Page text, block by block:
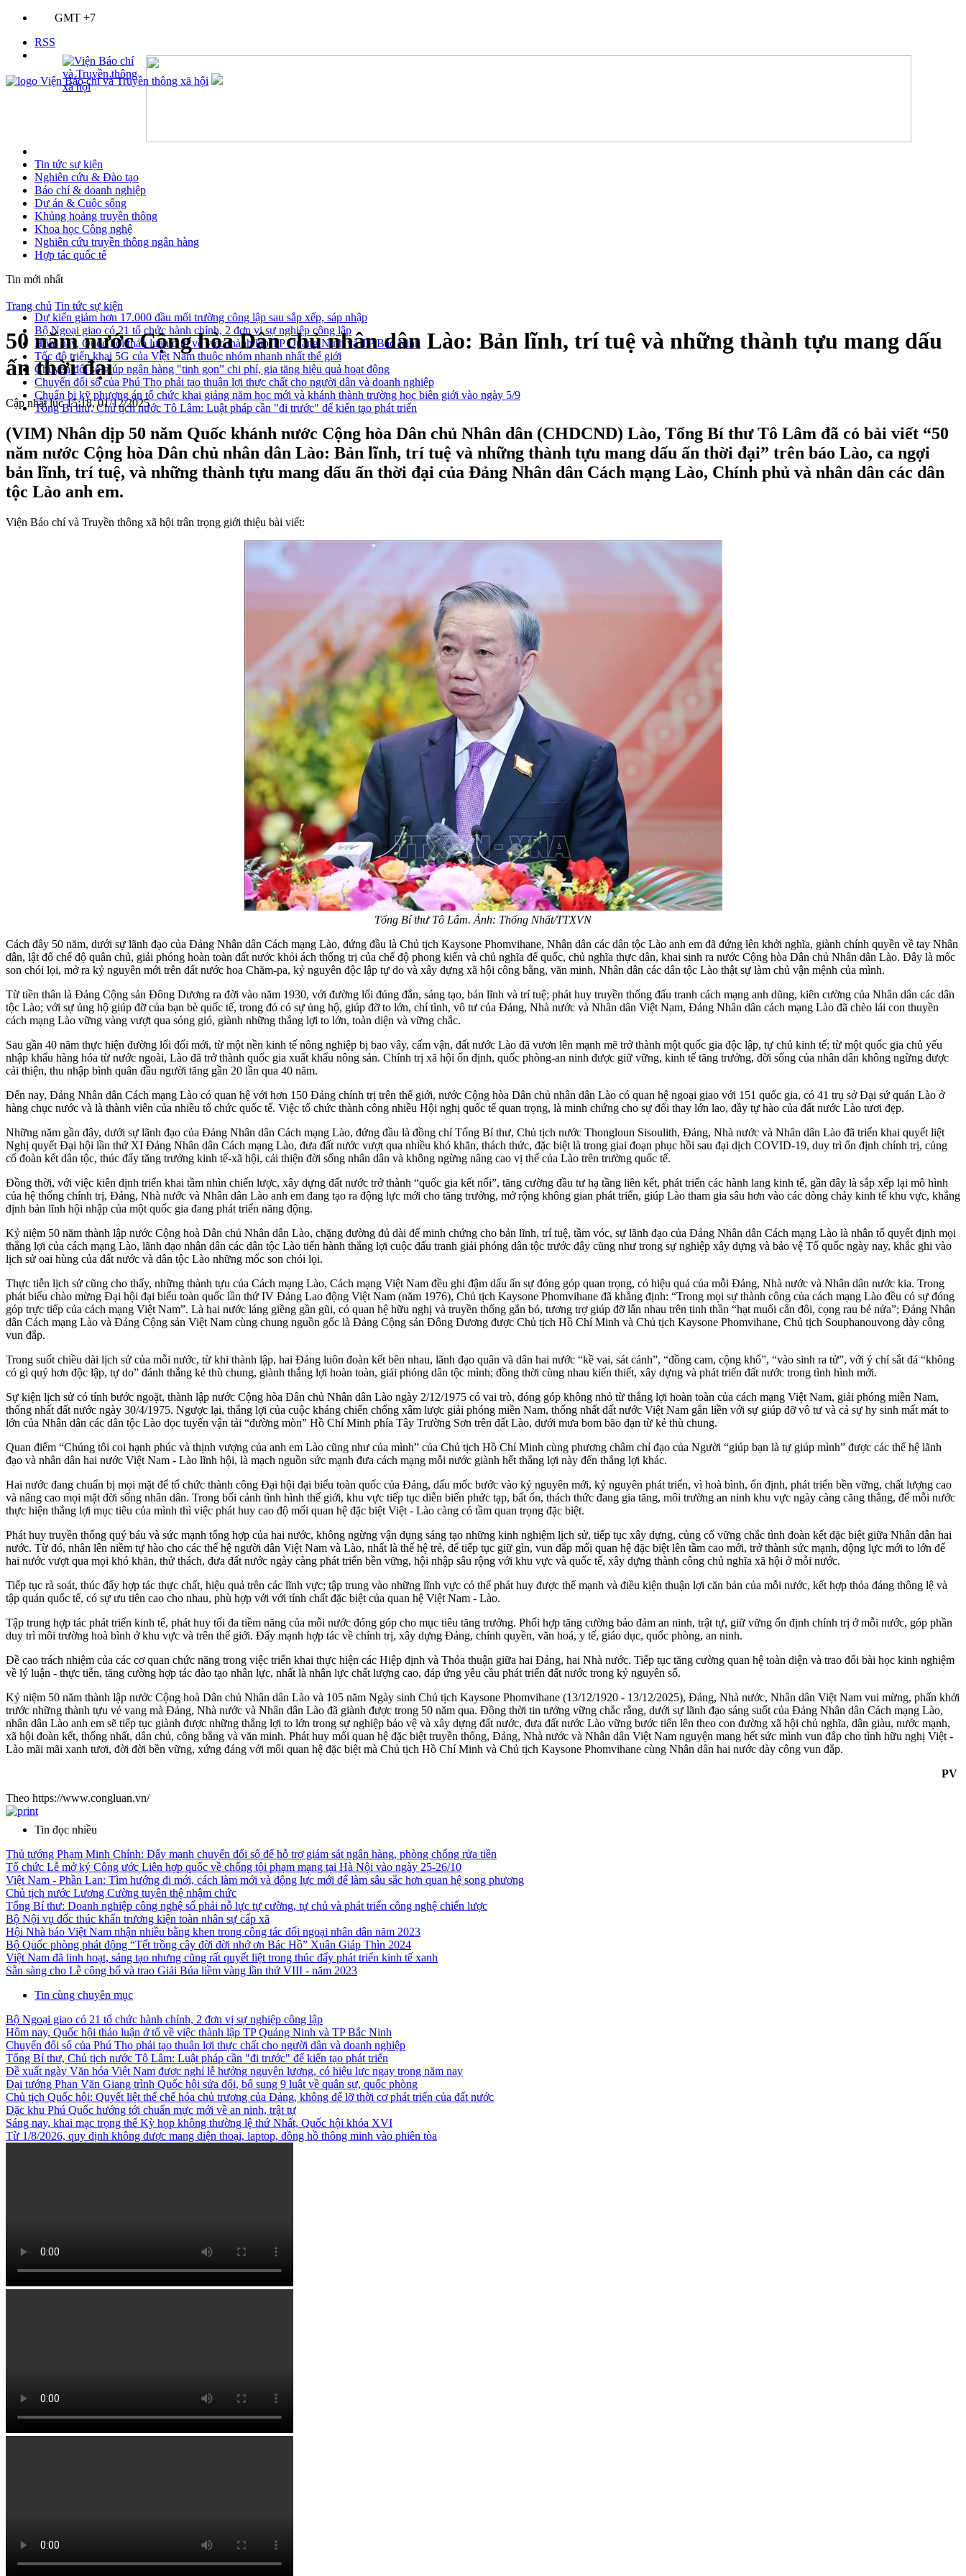
GMT +7
RSS
Tin tức sự kiện
Nghiên cứu & Đào tạo
Báo chí & doanh nghiệp
Dự án & Cuộc sống
Khủng hoảng truyền thông
Khoa học Công nghệ
Nghiên cứu truyền thông ngân hàng
Hợp tác quốc tế
Tin mới nhất
Dự kiến giảm hơn 17.000 đầu mối trường công lập sau sắp xếp, sáp nhập
Bộ Ngoại giao có 21 tổ chức hành chính, 2 đơn vị sự nghiệp công lập
Hôm nay, Quốc hội thảo luận ở tổ về việc thành lập TP Quảng Ninh và TP Bắc Ninh
Tốc độ triển khai 5G của Việt Nam thuộc nhóm nhanh nhất thế giới
Chuyển đổi số giúp ngân hàng "tinh gọn” chi phí, gia tăng hiệu quả hoạt động
Chuyển đổi số của Phú Thọ phải tạo thuận lợi thực chất cho người dân và doanh nghiệp
Chuẩn bị kỹ phương án tổ chức khai giảng năm học mới và khánh thành trường học biên giới vào ngày 5/9
Tổng Bí thư, Chủ tịch nước Tô Lâm: Luật pháp cần "đi trước" để kiến tạo phát triển
Trang chủ Tin tức sự kiện
50 năm nước Cộng hòa Dân chủ nhân dân Lào: Bản lĩnh, trí tuệ và những thành tựu mang dấu
ấn thời đại
Cập nhật lúc 15:18, 01/12/2025
(VIM) Nhân dịp 50 năm Quốc khánh nước Cộng hòa Dân chủ Nhân dân (CHDCND) Lào, Tổng Bí thư Tô Lâm đã có bài viết “50
năm nước Cộng hòa Dân chủ nhân dân Lào: Bản lĩnh, trí tuệ và những thành tựu mang dấu ấn thời đại” trên báo Lào, ca ngợi
bản lĩnh, trí tuệ, và những thành tựu mang dấu ấn thời đại của Đảng Nhân dân Cách mạng Lào, Chính phủ và nhân dân các dân
tộc Lào anh em.
Viện Báo chí và Truyền thông xã hội trân trọng giới thiệu bài viết:
Tổng Bí thư Tô Lâm. Ảnh: Thống Nhất/TTXVN
Cách đây 50 năm, dưới sự lãnh đạo của Đảng Nhân dân Cách mạng Lào, đứng đầu là Chủ tịch Kaysone Phomvihane, Nhân dân các dân tộc Lào anh em đã đứng lên khởi nghĩa, giành chính quyền về tay Nhân
dân, lật đổ chế độ quân chủ, giải phóng hoàn toàn đất nước khỏi ách thống trị của chế độ phong kiến và chủ nghĩa đế quốc, chủ nghĩa thực dân, khai sinh ra nước Cộng hòa Dân chủ Nhân dân Lào. Ðây là mốc
son chói lọi, mở ra kỷ nguyên mới trên đất nước hoa Chăm-pa, kỷ nguyên độc lập tự do và xây dựng xã hội công bằng, văn minh, Nhân dân các dân tộc Lào thật sự làm chủ vận mệnh của mình.
Từ tiền thân là Đảng Cộng sản Đông Dương ra đời vào năm 1930, với đường lối đúng đắn, sáng tạo, bản lĩnh và trí tuệ; phát huy truyền thống đấu tranh cách mạng anh dũng, kiên cường của Nhân dân các dân
tộc Lào; với sự ủng hộ giúp đỡ của bạn bè quốc tế, trong đó có sự ủng hộ, giúp đỡ to lớn, chí tình, vô tư của Đảng, Nhà nước và Nhân dân Việt Nam, Đảng Nhân dân cách mạng Lào đã chèo lái con thuyền
cách mạng Lào vững vàng vượt qua sóng gió, giành những thắng lợi to lớn, toàn diện và vững chắc.
Sau gần 40 năm thực hiện đường lối đổi mới, từ một nền kinh tế nông nghiệp bị bao vây, cấm vận, đất nước Lào đã vươn lên mạnh mẽ trở thành một quốc gia độc lập, tự chủ kinh tế; từ một quốc gia chủ yếu
nhập khẩu hàng hóa từ nước ngoài, Lào đã trở thành quốc gia xuất khẩu nông sản. Chính trị xã hội ổn định, quốc phòng-an ninh được giữ vững, kinh tế tăng trưởng, đời sống của nhân dân không ngừng được
cải thiện, thu nhập bình quân đầu người tăng gần 20 lần qua 40 năm.
Đến nay, Đảng Nhân dân Cách mạng Lào có quan hệ với hơn 150 Đảng chính trị trên thế giới, nước Cộng hòa Dân chủ nhân dân Lào có quan hệ ngoại giao với 151 quốc gia, có 41 trụ sở Đại sứ quán Lào ở
hàng chục nước và là thành viên của nhiều tổ chức quốc tế. Việc tổ chức thành công nhiều Hội nghị quốc tế quan trọng, là minh chứng cho sự đổi thay lớn lao, đầy tự hào của đất nước Lào tươi đẹp.
Những năm gần đây, dưới sự lãnh đạo của Đảng Nhân dân Cách mạng Lào, đứng đầu là đồng chí Tổng Bí thư, Chủ tịch nước Thongloun Sisoulith, Đảng, Nhà nước và Nhân dân Lào đã triển khai quyết liệt
Nghị quyết Đại hội lần thứ XI Đảng Nhân dân Cách mạng Lào, đưa đất nước vượt qua nhiều khó khăn, thách thức, đặc biệt là trong giai đoạn phục hồi sau đại dịch COVID-19, duy trì ổn định chính trị, củng
cố đoàn kết dân tộc, thúc đẩy tăng trưởng kinh tế-xã hội, cải thiện đời sống nhân dân và không ngừng nâng cao vị thế của Lào trên trường quốc tế.
Đồng thời, với việc kiên định triển khai tầm nhìn chiến lược, xây dựng đất nước trở thành “quốc gia kết nối”, tăng cường đầu tư hạ tầng liên kết, phát triển các hành lang kinh tế, gần đây là sắp xếp lại mô hình
của hệ thống chính trị, Đảng, Nhà nước và Nhân dân Lào anh em đang tạo ra động lực mới cho tăng trưởng, mở rộng không gian phát triển, giúp Lào tham gia sâu hơn vào các dòng chảy kinh tế khu vực, khẳng
định bản lĩnh hội nhập của một quốc gia đang phát triển năng động.
Kỷ niệm 50 năm thành lập nước Cộng hoà Dân chủ Nhân dân Lào, chặng đường đủ dài để minh chứng cho bản lĩnh, trí tuệ, tầm vóc, sự lãnh đạo của Đảng Nhân dân Cách mạng Lào là nhân tố quyết định mọi
thắng lợi của cách mạng Lào, lãnh đạo nhân dân các dân tộc Lào tiến hành thắng lợi cuộc đấu tranh giải phóng dân tộc trước đây cũng như trong sự nghiệp xây dựng và bảo vệ Tổ quốc ngày nay, khắc ghi vào
lịch sử oai hùng của đất nước và dân tộc Lào những mốc son chói lọi.
Thực tiễn lịch sử cũng cho thấy, những thành tựu của Cách mạng Lào, Cách mạng Việt Nam đều ghi đậm dấu ấn sự đóng góp quan trọng, có hiệu quả của mỗi Đảng, Nhà nước và Nhân dân nước kia. Trong
phát biểu chào mừng Đại hội đại biểu toàn quốc lần thứ IV Đảng Lao động Việt Nam (năm 1976), Chủ tịch Kaysone Phomvihane đã khẳng định: “Trong mọi sự thành công của cách mạng Lào đều có sự đóng
góp trực tiếp của cách mạng Việt Nam”. Là hai nước láng giềng gần gũi, có quan hệ hữu nghị và truyền thống gắn bó, tương trợ giúp đỡ lẫn nhau trên tinh thần “hạt muối cắn đôi, cọng rau bẻ nửa”; Đảng Nhân
dân Cách mạng Lào và Đảng Cộng sản Việt Nam cùng chung nguồn gốc là Đảng Cộng sản Đông Dương được Chủ tịch Hồ Chí Minh và Chủ tịch Kaysone Phomvihane, Chủ tịch Souphanouvong dày công
vun đắp.
Trong suốt chiều dài lịch sử của mỗi nước, từ khi thành lập, hai Đảng luôn đoàn kết bên nhau, lãnh đạo quân và dân hai nước “kề vai, sát cánh”, “đồng cam, cộng khổ”, “vào sinh ra tử”, với ý chí sắt đá “không
có gì quý hơn độc lập, tự do” đánh thắng kẻ thù chung, giành thắng lợi hoàn toàn, giải phóng dân tộc mình; đồng thời cùng nhau kiến thiết, xây dựng và phát triển đất nước trong tình hình mới.
Sự kiện lịch sử có tính bước ngoặt, thành lập nước Cộng hòa Dân chủ Nhân dân Lào ngày 2/12/1975 có vai trò, đóng góp không nhỏ từ thắng lợi hoàn toàn của cách mạng Việt Nam, giải phóng miền Nam,
thống nhất đất nước ngày 30/4/1975. Ngược lại, thắng lợi của cuộc kháng chiến chống xâm lược giải phóng miền Nam, thống nhất đất nước Việt Nam gắn liền với sự giúp đỡ vô tư và cả sự hy sinh mất mát to
lớn của Nhân dân các dân tộc Lào dọc tuyến vận tải “đường mòn” Hồ Chí Minh phía Tây Trường Sơn trên đất Lào, dưới mưa bom bão đạn từ kẻ thù chung.
Quan điểm “Chúng tôi coi hạnh phúc và thịnh vượng của anh em Lào cũng như của mình” của Chủ tịch Hồ Chí Minh cùng phương châm chỉ đạo của Người “giúp bạn là tự giúp mình” được các thế hệ lãnh
đạo và nhân dân hai nước Việt Nam - Lào lĩnh hội, là mạch nguồn sức mạnh đưa cách mạng mỗi nước giành hết thắng lợi này đến thắng lợi khác.
Hai nước đang chuẩn bị mọi mặt để tổ chức thành công Đại hội đại biểu toàn quốc của Đảng, dấu mốc bước vào kỷ nguyên mới, kỷ nguyên phát triển, vì hoà bình, ổn định, phát triển bền vững, chất lượng cao
và nâng cao mọi mặt đời sống nhân dân. Trong bối cảnh tình hình thế giới, khu vực tiếp tục diễn biến phức tạp, bất ổn, thách thức đang gia tăng, môi trường an ninh khu vực ngày càng căng thẳng, để mỗi nước
thực hiện thắng lợi mục tiêu của mình thì việc phát huy cao độ mối quan hệ đặc biệt Việt - Lào càng có tầm quan trọng đặc biệt.
Phát huy truyền thống quý báu và sức mạnh tổng hợp của hai nước, không ngừng vận dụng sáng tạo những kinh nghiệm lịch sử, tiếp tục xây dựng, củng cố vững chắc tình đoàn kết đặc biệt giữa Nhân dân hai
nước. Từ đó, nhân lên niềm tự hào cho các thế hệ người dân Việt Nam và Lào, nhất là thế hệ trẻ, để tiếp tục giữ gìn, vun đắp mối quan hệ đặc biệt lên tầm cao mới, trở thành sức mạnh, động lực mới to lớn để
hai nước vượt qua mọi khó khăn, thử thách, đưa đất nước ngày càng phát triển bền vững, hội nhập sâu rộng với khu vực và quốc tế, xây dựng thành công chủ nghĩa xã hội ở mỗi nước.
Tiếp tục rà soát, thúc đẩy hợp tác thực chất, hiệu quả trên các lĩnh vực; tập trung vào những lĩnh vực có thể phát huy được thế mạnh và điều kiện thuận lợi căn bản của mỗi nước, kết hợp thỏa đáng thông lệ và
tập quán quốc tế, có sự ưu tiên cao cho nhau, phù hợp với với tính chất đặc biệt của quan hệ Việt Nam - Lào.
Tập trung hợp tác phát triển kinh tế, phát huy tối đa tiềm năng của mỗi nước đóng góp cho mục tiêu tăng trưởng. Phối hợp tăng cường bảo đảm an ninh, trật tự, giữ vững ổn định chính trị ở mỗi nước, góp phần
duy trì môi trường hoà bình ở khu vực và trên thế giới. Đẩy mạnh hợp tác về chính trị, xây dựng Đảng, chính quyền, văn hoá, y tế, giáo dục, quốc phòng, an ninh.
Đề cao trách nhiệm của các cơ quan chức năng trong việc triển khai thực hiện các Hiệp định và Thỏa thuận giữa hai Đảng, hai Nhà nước. Tiếp tục tăng cường quan hệ toàn diện và trao đổi bài học kinh nghiệm
về lý luận - thực tiễn, tăng cường hợp tác đào tạo nhân lực, nhất là nhân lực chất lượng cao, đáp ứng yêu cầu phát triển đất nước trong kỷ nguyên số.
Kỷ niệm 50 năm thành lập nước Cộng hoà Dân chủ Nhân dân Lào và 105 năm Ngày sinh Chủ tịch Kaysone Phomvihane (13/12/1920 - 13/12/2025), Đảng, Nhà nước, Nhân dân Việt Nam vui mừng, phấn khởi
trước những thành tựu vẻ vang mà Đảng, Nhà nước và Nhân dân Lào đã giành được trong 50 năm qua. Đồng thời tin tưởng vững chắc rằng, dưới sự lãnh đạo sáng suốt của Ðảng Nhân dân Cách mạng Lào,
nhân dân Lào anh em sẽ tiếp tục giành được những thắng lợi to lớn trong sự nghiệp bảo vệ và xây dựng đất nước, đưa đất nước Lào vững bước tiến lên theo con đường xã hội chủ nghĩa, dân giàu, nước mạnh,
xã hội đoàn kết, thống nhất, dân chủ, công bằng và văn minh. Phát huy mối quan hệ đặc biệt truyền thống, Đảng, Nhà nước và Nhân dân Việt Nam nguyện mang hết sức mình vun đắp cho tình hữu nghị Việt -
Lào mãi mãi xanh tươi, đời đời bền vững, xứng đáng với mối quan hệ đặc biệt mà Chủ tịch Hồ Chí Minh và Chủ tịch Kaysone Phomvihane cùng Nhân dân hai nước dày công vun đắp.
PV
Theo https://www.congluan.vn/
Tin đọc nhiều
Thủ tướng Phạm Minh Chính: Đẩy mạnh chuyển đổi số để hỗ trợ giám sát ngân hàng, phòng chống rửa tiền
Tổ chức Lễ mở ký Công ước Liên hợp quốc về chống tội phạm mạng tại Hà Nội vào ngày 25-26/10
Việt Nam - Phần Lan: Tìm hướng đi mới, cách làm mới và động lực mới để làm sâu sắc hơn quan hệ song phương
Chủ tịch nước Lương Cường tuyên thệ nhậm chức
Tổng Bí thư: Doanh nghiệp công nghệ số phải nỗ lực tự cường, tự chủ và phát triển công nghệ chiến lược
Bộ Nội vụ đốc thúc khẩn trương kiện toàn nhân sự cấp xã
Hội Nhà báo Việt Nam nhận nhiều bằng khen trong công tác đối ngoại nhân dân năm 2023
Bộ Quốc phòng phát động “Tết trồng cây đời đời nhớ ơn Bác Hồ” Xuân Giáp Thìn 2024
Việt Nam đã linh hoạt, sáng tạo nhưng cũng rất quyết liệt trong thúc đẩy phát triển kinh tế xanh
Sẵn sàng cho Lễ công bố và trao Giải Búa liềm vàng lần thứ VIII - năm 2023
Tin cùng chuyên mục
Bộ Ngoại giao có 21 tổ chức hành chính, 2 đơn vị sự nghiệp công lập
Hôm nay, Quốc hội thảo luận ở tổ về việc thành lập TP Quảng Ninh và TP Bắc Ninh
Chuyển đổi số của Phú Thọ phải tạo thuận lợi thực chất cho người dân và doanh nghiệp
Tổng Bí thư, Chủ tịch nước Tô Lâm: Luật pháp cần "đi trước" để kiến tạo phát triển
Đề xuất ngày Văn hóa Việt Nam được nghỉ lễ hưởng nguyên lương, có hiệu lực ngay trong năm nay
Đại tướng Phan Văn Giang trình Quốc hội sửa đổi, bổ sung 9 luật về quân sự, quốc phòng
Chủ tịch Quốc hội: Quyết liệt thể chế hóa chủ trương của Đảng, không để lỡ thời cơ phát triển của đất nước
Đặc khu Phú Quốc hướng tới chuẩn mực mới về an ninh, trật tự
Sáng nay, khai mạc trọng thể Kỳ họp không thường lệ thứ Nhất, Quốc hội khóa XVI
Từ 1/8/2026, quy định không được mang điện thoại, laptop, đồng hồ thông minh vào phiên tòa